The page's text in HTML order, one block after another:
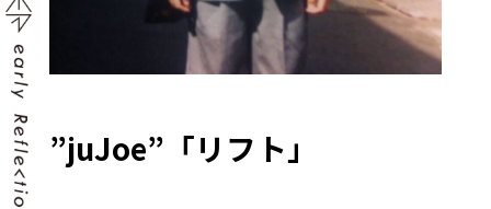
”juJoe”「リフト」